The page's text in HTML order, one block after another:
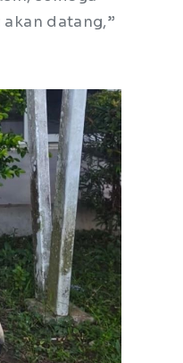
datang,”